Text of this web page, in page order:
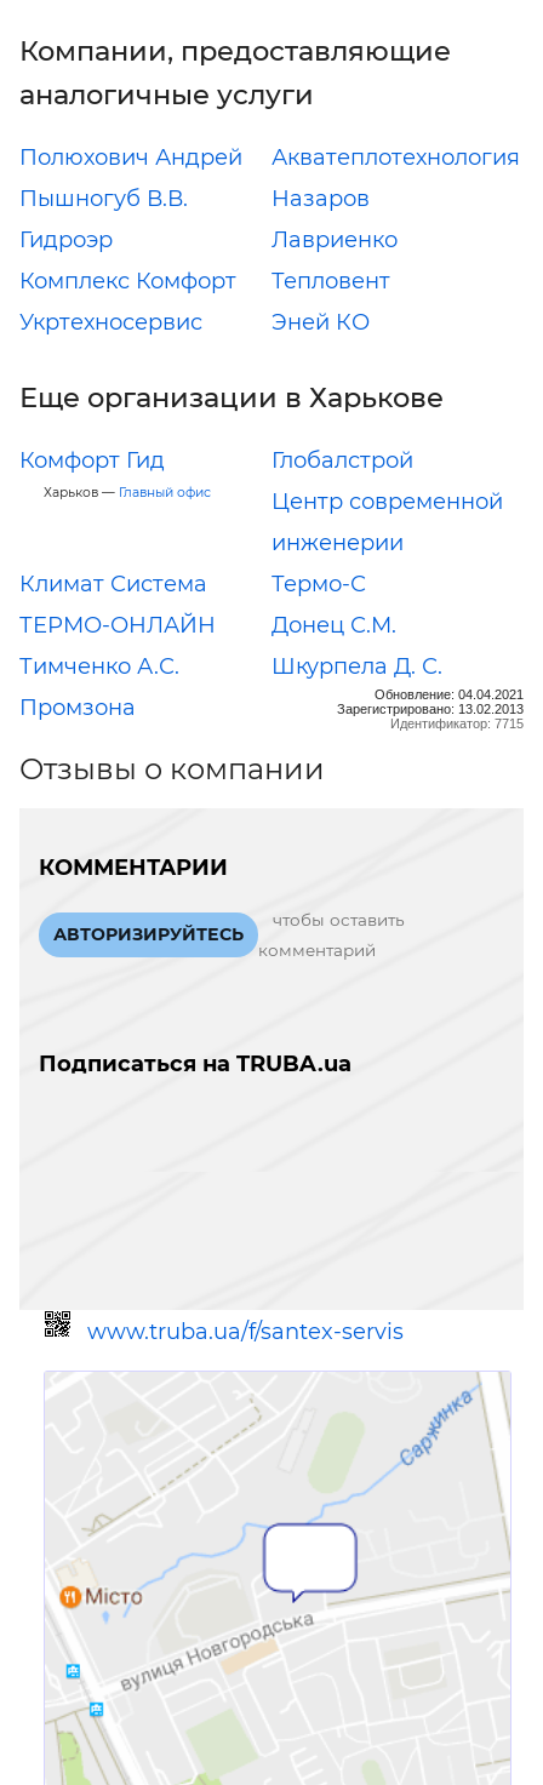
Компании, предоставляющие
аналогичные услуги
Полюхович Андрей
Акватеплотехнология
Пышногуб В.В.
Назаров
Гидроэр
Лавриенко
Комплекс Комфорт
Тепловент
Укртехносервис
Эней КО
Еще организации в Харькове
Комфорт Гид
Харьков — Главный офис
Глобалстрой
Центр современной
инженерии
Климат Система
Термо-С
ТЕРМО-ОНЛАЙН
Донец С.М.
Тимченко А.С.
Шкурпела Д. С.
Промзона
Обновление: 04.04.2021
Зарегистрировано: 13.02.2013
Идентификатор: 7715
Отзывы о компании
КОММЕНТАРИИ
АВТОРИЗИРУЙТЕСЬ
чтобы оставить
комментарий
Подписаться на TRUBA.ua
www.truba.ua/f/santex-servis
Ссылка для мобильных устройств